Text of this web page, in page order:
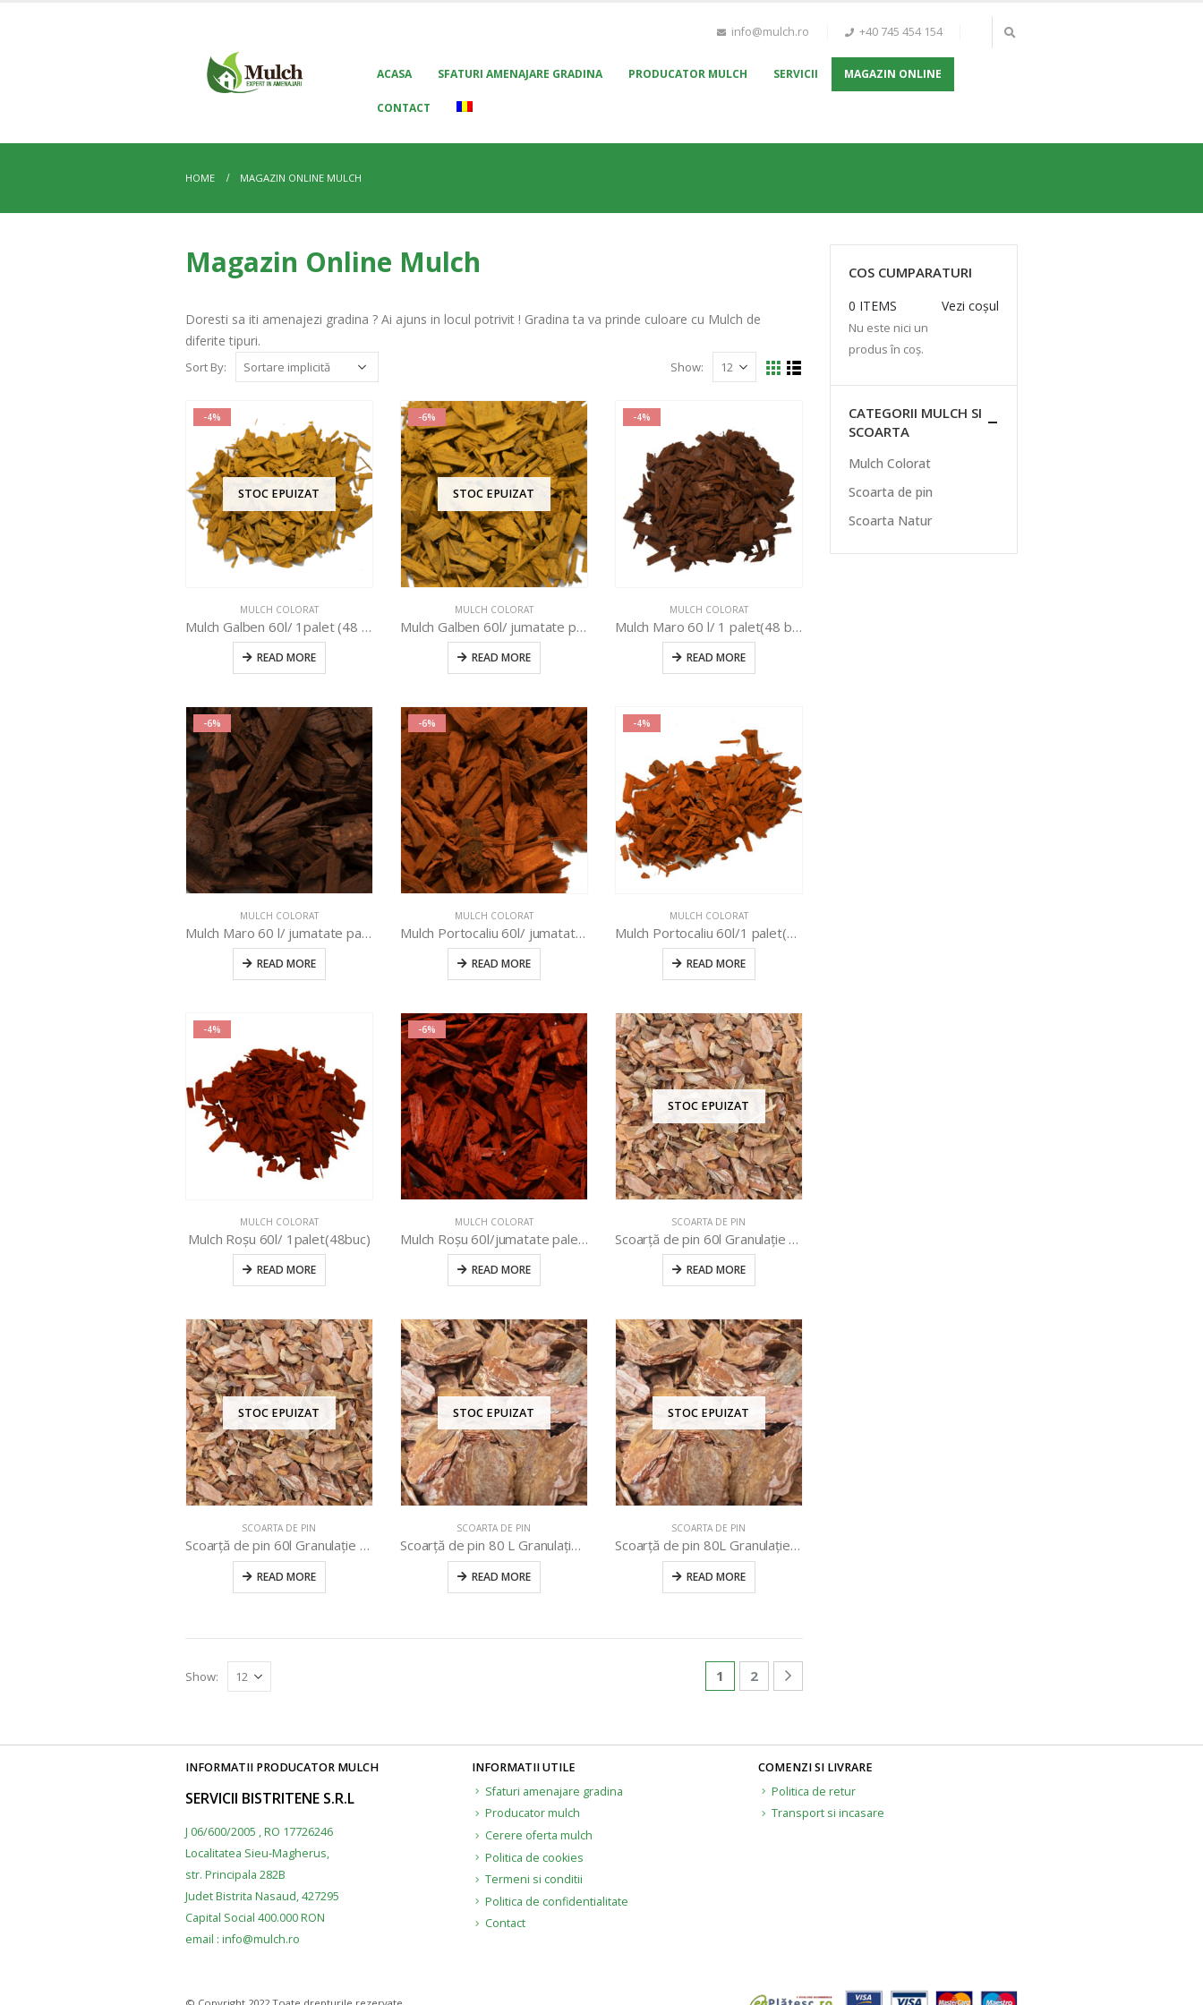
info@mulch.ro +40 745 454 154
ACASA SFATURI AMENAJARE GRADINA PRODUCATOR MULCH SERVICII MAGAZIN ONLINE
CONTACT
HOME MAGAZIN ONLINE MULCH
Magazin Online Mulch
Doresti sa iti amenajezi gradina ? Ai ajuns in locul potrivit ! Gradina ta va prinde culoare cu Mulch de
diferite tipuri.
Sort By: Show:
-4%
STOC EPUIZAT
MULCH COLORAT
Mulch Galben 60l/ 1palet (48 buc)
READ MORE
-6%
STOC EPUIZAT
MULCH COLORAT
Mulch Galben 60l/ jumatate palet (24buc)
READ MORE
-4%
MULCH COLORAT
Mulch Maro 60 l/ 1 palet(48 buc)
READ MORE
-6%
MULCH COLORAT
Mulch Maro 60 l/ jumatate palet(24 buc)
READ MORE
-6%
MULCH COLORAT
Mulch Portocaliu 60l/ jumatate palet(24 buc)
READ MORE
-4%
MULCH COLORAT
Mulch Portocaliu 60l/1 palet(48 buc)
READ MORE
-4%
MULCH COLORAT
Mulch Roșu 60l/ 1palet(48buc)
READ MORE
-6%
MULCH COLORAT
Mulch Roșu 60l/jumatate palet (24buc)
READ MORE
STOC EPUIZAT
SCOARTA DE PIN
Scoarță de pin 60l Granulație 0-25/ 1 palet(24 buc)
READ MORE
STOC EPUIZAT
SCOARTA DE PIN
Scoarță de pin 60l Granulație 0-25/ 1 palet(48 buc)
READ MORE
STOC EPUIZAT
SCOARTA DE PIN
Scoarță de pin 80 L Granulație 25-60/ 1palet(39buc)
READ MORE
STOC EPUIZAT
SCOARTA DE PIN
Scoarță de pin 80L Granulație 25-60/ 1palet(20buc)
READ MORE
Show: 1 2
COS CUMPARATURI
0 ITEMS Vezi coșul
Nu este nici un
produs în coș.
CATEGORII MULCH SI
SCOARTA
Mulch Colorat
Scoarta de pin
Scoarta Natur
INFORMATII PRODUCATOR MULCH
SERVICII BISTRITENE S.R.L
J 06/600/2005 , RO 17726246
Localitatea Sieu-Magherus,
str. Principala 282B
Judet Bistrita Nasaud, 427295
Capital Social 400.000 RON
email : info@mulch.ro
INFORMATII UTILE
Sfaturi amenajare gradina
Producator mulch
Cerere oferta mulch
Politica de cookies
Termeni si conditii
Politica de confidentialitate
Contact
COMENZI SI LIVRARE
Politica de retur
Transport si incasare